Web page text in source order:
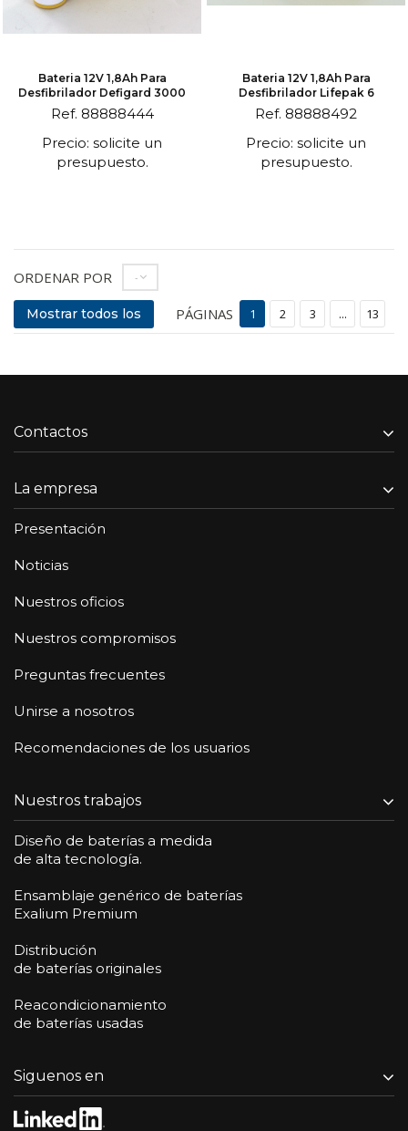
Bateria 12V 1,8Ah Para
Desfibrilador Defigard 3000
Ref. 88888444
Precio: solicite un
presupuesto.
Bateria 12V 1,8Ah Para
Desfibrilador Lifepak 6
Ref. 88888492
Precio: solicite un
presupuesto.
ORDENAR POR --
Mostrar todos los PÁGINAS 1 2 3 ... 13
Contactos
La empresa
Presentación
Noticias
Nuestros oficios
Nuestros compromisos
Preguntas frecuentes
Unirse a nosotros
Recomendaciones de los usuarios
Nuestros trabajos
Diseño de baterías a medida
de alta tecnología.
Ensamblaje genérico de baterías
Exalium Premium
Distribución
de baterías originales
Reacondicionamiento
de baterías usadas
Siguenos en